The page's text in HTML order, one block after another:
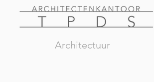
Architectuur